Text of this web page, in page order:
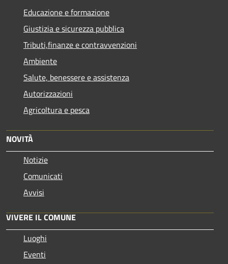
Educazione e formazione
Giustizia e sicurezza pubblica
Tributi,finanze e contravvenzioni
Ambiente
Salute, benessere e assistenza
Autorizzazioni
Agricoltura e pesca
NOVITÀ
Notizie
Comunicati
Avvisi
VIVERE IL COMUNE
Luoghi
Eventi